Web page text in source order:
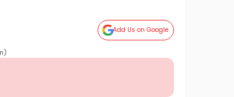
Add Us on Google